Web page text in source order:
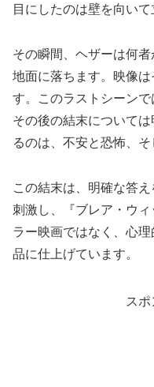
目にしたのは壁を向い
その瞬間、ヘザーは何
地面に落ちます。映像
す。このラストシーン
その後の結末について
るのは、不安と恐怖、
この結末は、明確な答
刺激し、『ブレア・ウ
ラー映画ではなく、心
品に仕上げています。
スポ